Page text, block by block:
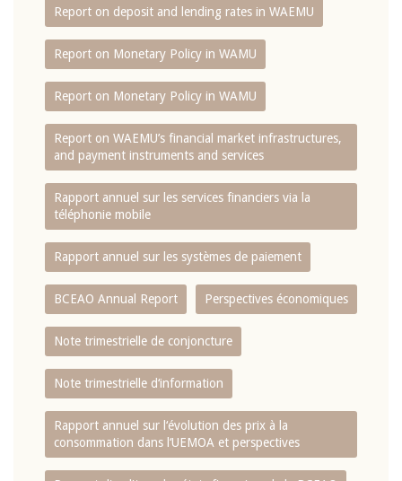
Report on deposit and lending rates in WAEMU
Report on Monetary Policy in WAMU
Report on Monetary Policy in WAMU
Report on WAEMU’s financial market infrastructures,
and payment instruments and services
Rapport annuel sur les services financiers via la
téléphonie mobile
Rapport annuel sur les systèmes de paiement
BCEAO Annual Report Perspectives économiques
Note trimestrielle de conjoncture
Note trimestrielle d‘information
Rapport annuel sur l‘évolution des prix à la
consommation dans l‘UEMOA et perspectives